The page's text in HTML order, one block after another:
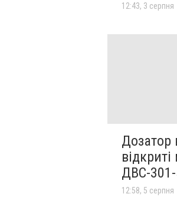
12:43, 3 серпня
Дозатор
ДВС-301-
12:58, 5 серпня